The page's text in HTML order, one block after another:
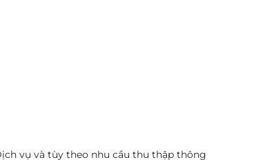
vụ và tùy theo nhu cầu thu thập thông